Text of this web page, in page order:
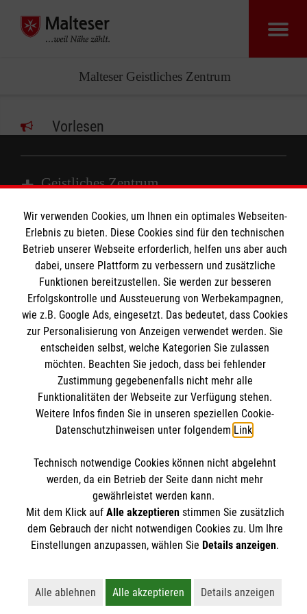
Malteser Geistliches Zentrum
Vorlesen
Geistliches Zentrum
Seminare und Kurse
Jahresthema
Gebete für Malteser
Praxishilfen für den Glauben
Ehreshovener Blog
Spiritualität & Geschichte
Materialbestellung
Informationen
Kontakt
Impressum
Datenschutz
Allgemeine Geschäftsbedingungen
Malteser online
Malteser Kommende
Kloster Bad Wimpfen
Malteser Akademie
Malteserorden
Soziale Netzwerke
Wir verwenden Cookies, um Ihnen ein optimales Webseiten-
Erlebnis zu bieten. Diese Cookies sind für den technischen
Betrieb unserer Webseite erforderlich, helfen uns aber auch
dabei, unsere Plattform zu verbessern und zusätzliche
Funktionen bereitzustellen. Sie werden zur besseren
Erfolgskontrolle und Aussteuerung von Werbekampagnen,
wie z.B. Google Ads, eingesetzt. Das bedeutet, dass Cookies
zur Personalisierung von Anzeigen verwendet werden. Sie
entscheiden selbst, welche Kategorien Sie zulassen
möchten. Beachten Sie jedoch, dass bei fehlender
Zustimmung gegebenenfalls nicht mehr alle
Funktionalitäten der Webseite zur Verfügung stehen.
Weitere Infos finden Sie in unseren speziellen Cookie-
Datenschutzhinweisen unter folgendem Link.
Technisch notwendige Cookies können nicht abgelehnt
werden, da ein Betrieb der Seite dann nicht mehr
gewährleistet werden kann.
Mit dem Klick auf Alle akzeptierenstimmen Sie zusätzlich
dem Gebrauch der nicht notwendigen Cookies zu. Um Ihre
Einstellungen anzupassen, wählen Sie Details anzeigen.
Alle ablehnen
Lehnt alle nicht-essentiellen Cookies ab
Alle akzeptieren
Akzeptiert alle Cookies
Details anzeigen